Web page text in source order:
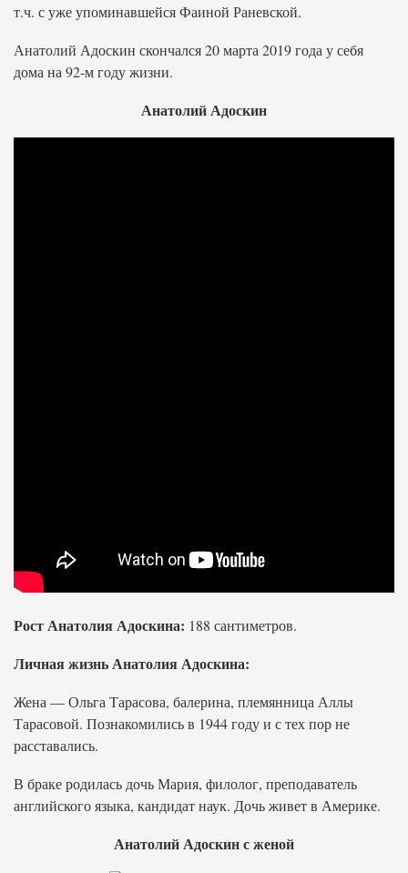
т.ч. с уже упоминавшейся Фаиной Раневской.
Анатолий Адоскин скончался 20 марта 2019 года у себя
дома на 92-м году жизни.
Анатолий Адоскин
Рост Анатолия Адоскина: 188 сантиметров.
Личная жизнь Анатолия Адоскина:
Жена — Ольга Тарасова, балерина, племянница Аллы
Тарасовой. Познакомились в 1944 году и с тех пор не
расставались.
В браке родилась дочь Мария, филолог, преподаватель
английского языка, кандидат наук. Дочь живет в Америке.
Анатолий Адоскин с женой